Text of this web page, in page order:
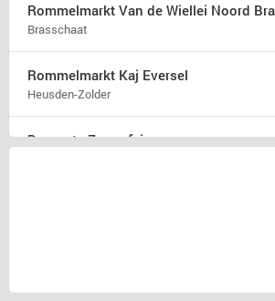
Brasschaat
Rommelmarkt Kaj Eversel
Heusden-Zolder
Brocante Zomerfair